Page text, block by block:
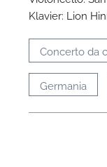
Klavier: Lion
Concerto da
Germania